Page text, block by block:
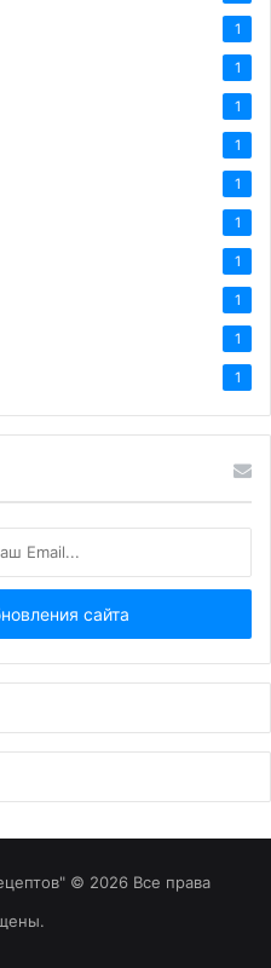
1
1
1
1
1
1
1
1
1
1
© 2026 Все права